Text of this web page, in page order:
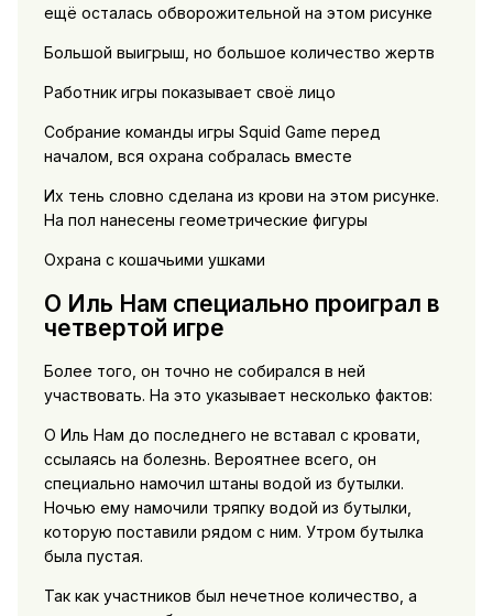
ещё осталась обворожительной на этом рисунке
Большой выигрыш, но большое количество жертв
Работник игры показывает своё лицо
Собрание команды игры Squid Game перед
началом, вся охрана собралась вместе
Их тень словно сделана из крови на этом рисунке.
На пол нанесены геометрические фигуры
Охрана с кошачьими ушками
О Иль Нам специально проиграл в
четвертой игре
Более того, он точно не собирался в ней
участвовать. На это указывает несколько фактов:
О Иль Нам до последнего не вставал с кровати,
ссылаясь на болезнь. Вероятнее всего, он
специально намочил штаны водой из бутылки.
Ночью ему намочили тряпку водой из бутылки,
которую поставили рядом с ним. Утром бутылка
была пустая.
Так как участников был нечетное количество, а